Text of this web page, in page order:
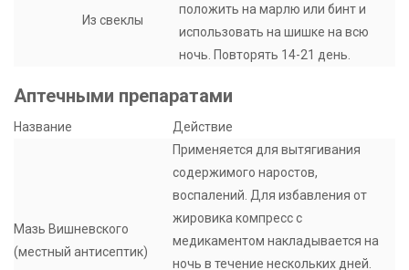
Из свеклы
положить на марлю или бинт и
использовать на шишке на всю
ночь. Повторять 14-21 день.
Аптечными препаратами
Название Действие
Мазь Вишневского
(местный антисептик)
Применяется для вытягивания
содержимого наростов,
воспалений. Для избавления от
жировика компресс с
медикаментом накладывается на
ночь в течение нескольких дней.